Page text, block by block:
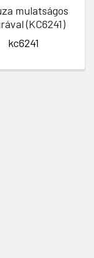
mulatságos
(KC6241)
kc6241